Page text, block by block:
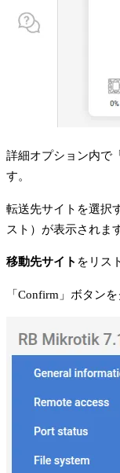
詳細オプション内で
す。
転送先サイトを選択
スト）が表示されま
移動先サイト をリス
「Confirm」ボタン